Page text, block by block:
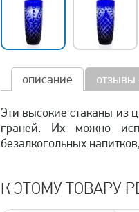
описание отзывы
Эти высокие стаканы из
граней. Их можно
безалкогольных
К ЭТОМУ ТОВАРУ